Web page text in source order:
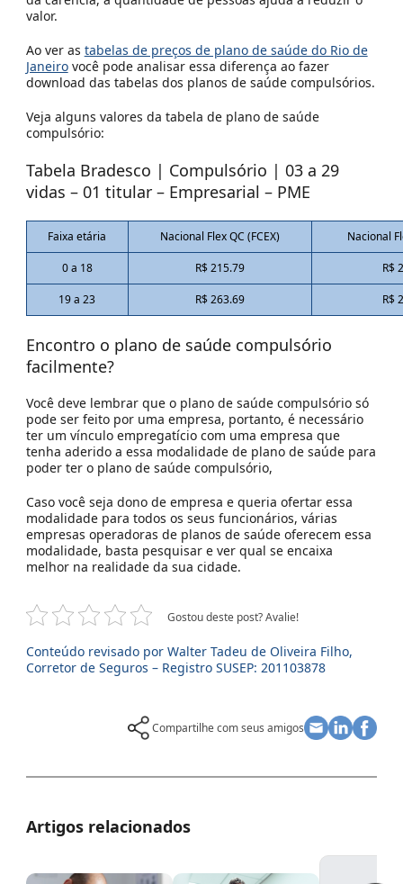
valor.
Ao ver as tabelas de preços de plano de saúde do Rio de
Janeirovocê pode analisar essa diferença ao fazer
download das tabelas dos planos de saúde compulsórios.
Veja alguns valores da tabela de plano de saúde
compulsório:
Tabela Bradesco | Compulsório | 03 a 29
vidas – 01 titular – Empresarial – PME
Faixa etária Nacional Flex QC (FCEX) Nacional
0 a 18 R$ 215.79 R$
19 a 23 R$ 263.69 R$
Encontro o plano de saúde compulsório
facilmente?
Você deve lembrar que o plano de saúde compulsório só
pode ser feito por uma empresa, portanto, é necessário
ter um vínculo empregatício com uma empresa que
tenha aderido a essa modalidade de plano de saúde para
poder ter o plano de saúde compulsório,
Caso você seja dono de empresa e queria ofertar essa
modalidade para todos os seus funcionários, várias
empresas operadoras de planos de saúde oferecem essa
modalidade, basta pesquisar e ver qual se encaixa
melhor na realidade da sua cidade.
Gostou deste post? Avalie!
Conteúdo revisado por Walter Tadeu de Oliveira Filho,
Corretor de Seguros – Registro SUSEP: 201103878
Compartilhe com seus amigos
Artigos relacionados